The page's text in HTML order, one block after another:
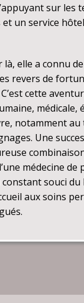
sur les
et un service
là, elle a connu
revers de
cette
médicale,
notamment au
Une
médecine de
souci
aux soins